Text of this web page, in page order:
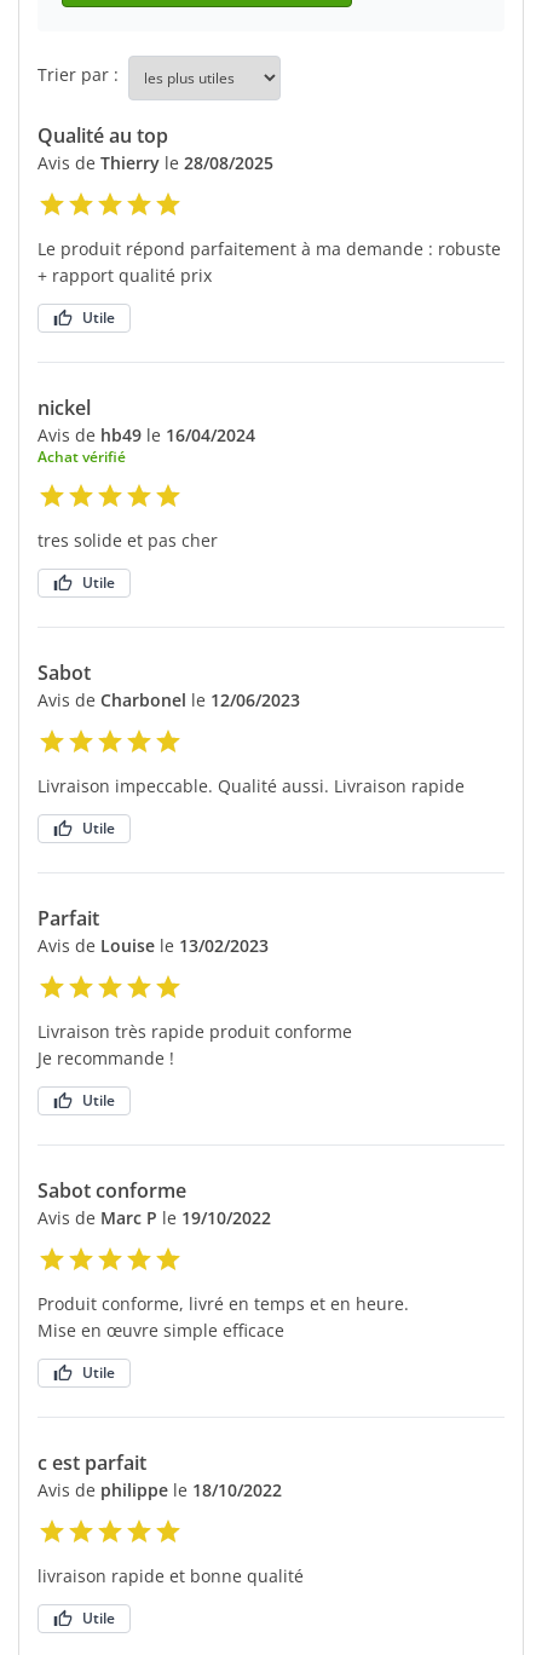
Trier par :
Qualité au top
Avis de Thierry le 28/08/2025
Le produit répond parfaitement à ma demande : robuste
+ rapport qualité prix
Utile
nickel
Avis de hb49 le 16/04/2024
Achat vérifié
tres solide et pas cher
Utile
Sabot
Avis de Charbonel le 12/06/2023
Livraison impeccable. Qualité aussi. Livraison rapide
Utile
Parfait
Avis de Louise le 13/02/2023
Livraison très rapide produit conforme
Je recommande !
Utile
Sabot conforme
Avis de Marc P le 19/10/2022
Produit conforme, livré en temps et en heure.
Mise en œuvre simple efficace
Utile
c est parfait
Avis de philippe le 18/10/2022
livraison rapide et bonne qualité
Utile